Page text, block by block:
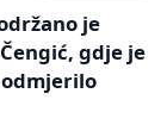
je
gdje je